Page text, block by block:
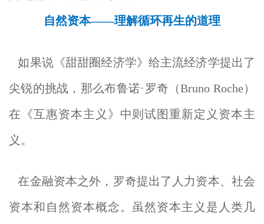
自然资本——理解循环再生的道理
如果说《甜甜圈经济学》给主流经济学提出了
尖锐的挑战，那么布鲁诺·罗奇（Bruno Roche）
在《互惠资本主义》中则试图重新定义资本主
义。
在金融资本之外，罗奇提出了人力资本、社会
资本和自然资本概念。虽然资本主义是人类几